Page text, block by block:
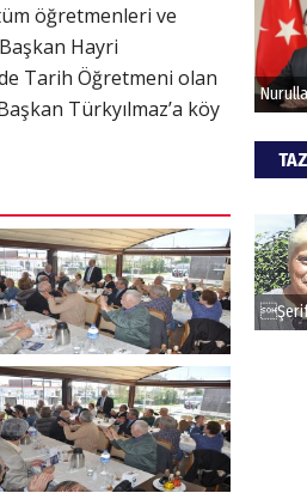
öğretmenleri ve
Hayri
Tarih Öğretmeni olan
Türkyılmaz’a köy